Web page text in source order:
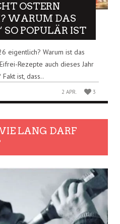
OSTERN
WARUM DAS
SO POPULÄR IST
eigentlich? Warum ist das
Rezepte auch dieses Jahr
ist, dass..
2 APR. 3
LANG DARF